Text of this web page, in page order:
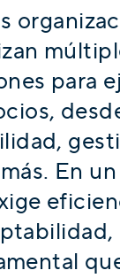
para
En